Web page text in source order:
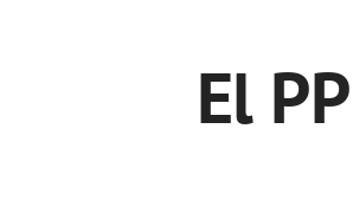
El